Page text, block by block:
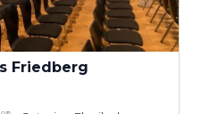
Friedberg